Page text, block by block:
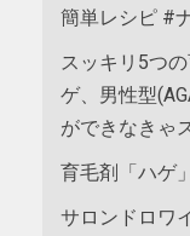
簡単レシピ #
スッキリ5つ
ゲ、男性型
ができなきゃ
育毛剤「ハゲ
サロンドロワ